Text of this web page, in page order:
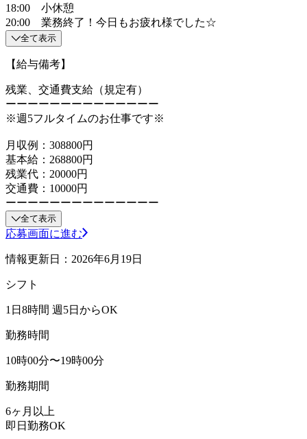
18:00 小休憩
20:00 業務終了！今日もお疲れ様でした☆
全て表示
【給与備考】
残業、交通費支給（規定有）
ーーーーーーーーーーーーーー
※週5フルタイムのお仕事です※
月収例：308800円
基本給：268800円
残業代：20000円
交通費：10000円
ーーーーーーーーーーーーーー
全て表示
応募画面に進む
情報更新日：2026年6月19日
シフト
1日8時間 週5日からOK
勤務時間
10時00分〜19時00分
勤務期間
6ヶ月以上
即日勤務OK